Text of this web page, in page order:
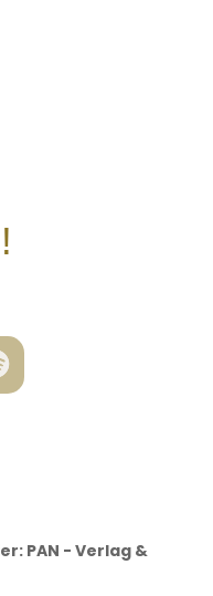
PAN - Verlag &